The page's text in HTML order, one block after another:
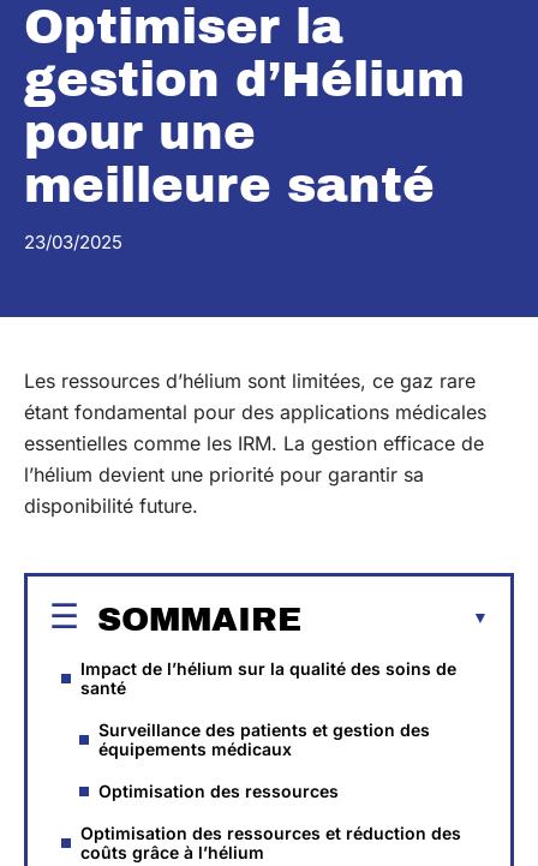
Optimiser la
gestion d’Hélium
pour une
meilleure santé
23/03/2025
Les ressources d’hélium sont limitées, ce gaz rare
étant fondamental pour des applications médicales
essentielles comme les IRM. La gestion efficace de
l’hélium devient une priorité pour garantir sa
disponibilité future.
SOMMAIRE
Impact de l’hélium sur la qualité des soins de
santé
Surveillance des patients et gestion des
équipements médicaux
Optimisation des ressources
Optimisation des ressources et réduction des
coûts grâce à l’hélium